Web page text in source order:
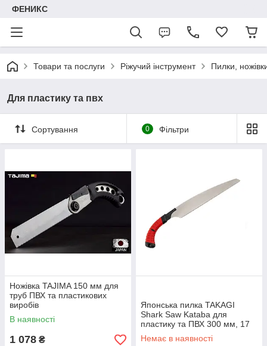
ФЕНИКС
Товари та послуги Ріжучий інструмент Пилки,
Для пластику та пвх
Сортування 0 Фільтри
Ножівка TAJIMA 150 мм для
труб ПВХ та пластикових
виробів
В наявності
1 078 ₴
Японська пилка TAKAGI
Shark Saw Kataba для
пластику та ПВХ 300 мм, 17
TPI (105510)
Немає в наявності